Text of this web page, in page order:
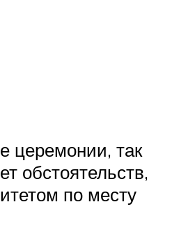
церемонии, так
обстоятельств,
по месту